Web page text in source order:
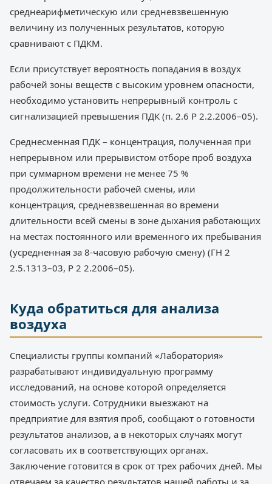
среднеарифметическую или средневзвешенную
величину из полученных результатов, которую
сравнивают с ПДКМ.
Если присутствует вероятность попадания в воздух
рабочей зоны веществ с высоким уровнем опасности,
необходимо установить непрерывный контроль с
сигнализацией превышения ПДК (п. 2.6 Р 2.2.2006–05).
Среднесменная ПДК – концентрация, полученная при
непрерывном или прерывистом отборе проб воздуха
при суммарном времени не менее 75 %
продолжительности рабочей смены, или
концентрация, средневзвешенная во времени
длительности всей смены в зоне дыхания работающих
на местах постоянного или временного их пребывания
(усредненная за 8-часовую рабочую смену) (ГН 2
2.5.1313–03, Р 2 2.2006–05).
Куда обратиться для анализа
воздуха
Специалисты группы компаний «Лаборатория»
разрабатывают индивидуальную программу
исследований, на основе которой определяется
стоимость услуги. Сотрудники выезжают на
предприятие для взятия проб, сообщают о готовности
результатов анализов, а в некоторых случаях могут
согласовать их в соответствующих органах.
Заключение готовится в срок от трех рабочих дней. Мы